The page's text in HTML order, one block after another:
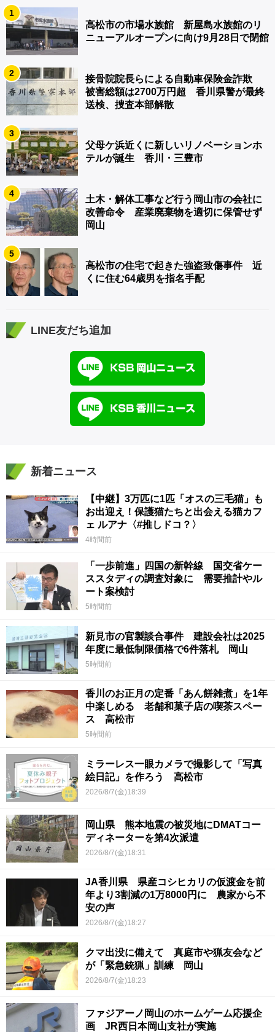
1
高松市の市場水族館 新屋島水族館のリ
ニューアルオープンに向け9月28日で閉館
2
接骨院院長らによる自動車保険金詐欺
被害総額は2700万円超 香川県警が最終
送検、捜査本部解散
3
父母ケ浜近くに新しいリノベーションホ
テルが誕生 香川・三豊市
4
土木・解体工事など行う岡山市の会社に
改善命令 産業廃棄物を適切に保管せず
岡山
5
高松市の住宅で起きた強盗致傷事件 近
くに住む64歳男を指名手配
LINE友だち追加
新着ニュース
【中継】3万匹に1匹「オスの三毛猫」も
お出迎え！保護猫たちと出会える猫カフ
ェ ルアナ〈#推しドコ？〉
4時間前
「一歩前進」四国の新幹線 国交省ケー
ススタディの調査対象に 需要推計やル
ート案検討
5時間前
新見市の官製談合事件 建設会社は2025
年度に最低制限価格で6件落札 岡山
5時間前
香川のお正月の定番「あん餅雑煮」を1年
中楽しめる 老舗和菓子店の喫茶スペー
ス 高松市
5時間前
ミラーレス一眼カメラで撮影して「写真
絵日記」を作ろう 高松市
2026/8/7(金)18:39
岡山県 熊本地震の被災地にDMATコー
ディネーターを第4次派遣
2026/8/7(金)18:31
JA香川県 県産コシヒカリの仮渡金を前
年より3割減の1万8000円に 農家から不
安の声
2026/8/7(金)18:27
クマ出没に備えて 真庭市や猟友会など
が「緊急銃猟」訓練 岡山
2026/8/7(金)18:23
ファジアーノ岡山のホームゲーム応援企
画 JR西日本岡山支社が実施